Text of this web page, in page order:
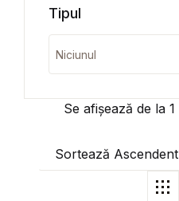
Se afișează de la 1
Sortează Ascendent
Tipul